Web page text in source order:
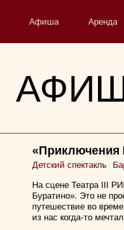
Афиша Аренда
«Приключения
Детский спектакль
На сцене Театра III
Буратино». Это не
путешествие во
из нас когда-то